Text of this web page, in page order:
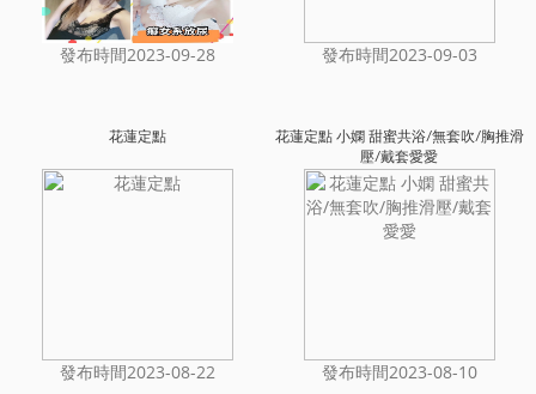
發布時間2023-09-28 發布時間2023-09-03
花蓮定點
發布時間2023-08-22
花蓮定點 小嫻 甜蜜共浴/無套吹/胸推滑
壓/戴套愛愛
發布時間2023-08-10